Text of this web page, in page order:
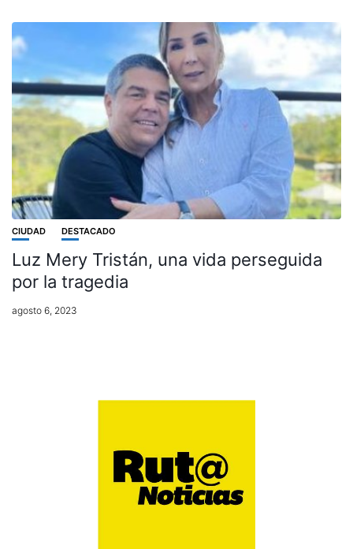
CIUDAD DESTACADO
Luz Mery Tristán, una vida perseguida
por la tragedia
agosto 6, 2023